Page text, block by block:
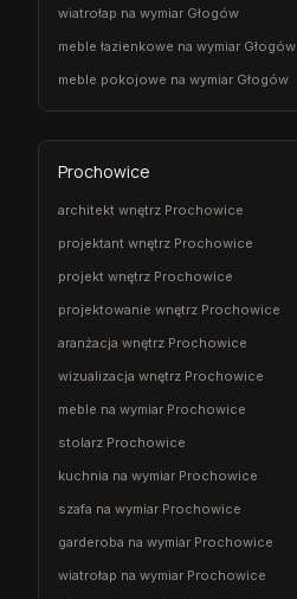
wiatrołap na wymiar Głogów
meble łazienkowe na wymiar Głogów
meble pokojowe na wymiar Głogów
Prochowice
architekt wnętrz Prochowice
projektant wnętrz Prochowice
projekt wnętrz Prochowice
projektowanie wnętrz Prochowice
aranżacja wnętrz Prochowice
wizualizacja wnętrz Prochowice
meble na wymiar Prochowice
stolarz Prochowice
kuchnia na wymiar Prochowice
szafa na wymiar Prochowice
garderoba na wymiar Prochowice
wiatrołap na wymiar Prochowice